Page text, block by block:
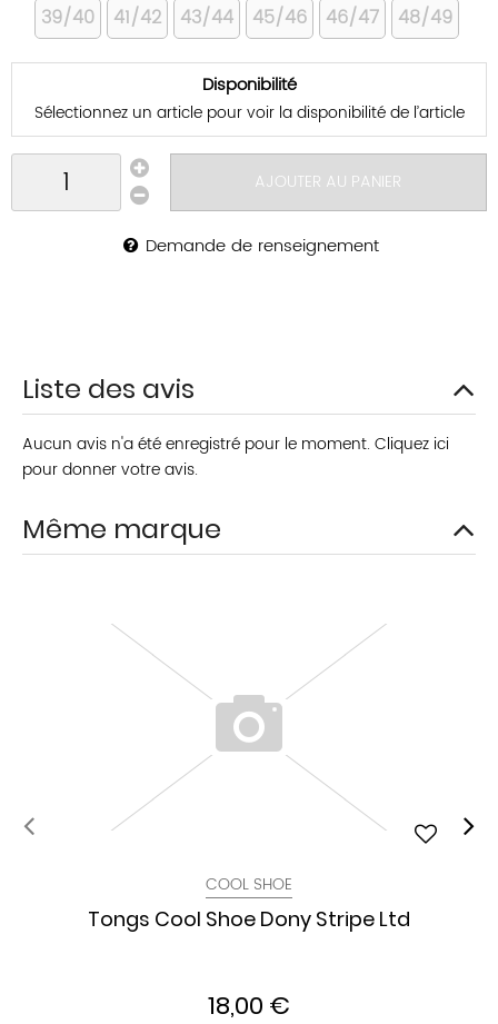
39/40 41/42 43/44 45/46 46/47 48/49
Disponibilité
Sélectionnez un article pour voir la disponibilité de l’article
AJOUTER AU PANIER
Demande de renseignement
Liste des avis
Aucun avis n'a été enregistré pour le moment. Cliquez ici
pour donner votre avis.
Même marque
COOL SHOE
Tongs Cool Shoe Dony Stripe Ltd
18,00 €